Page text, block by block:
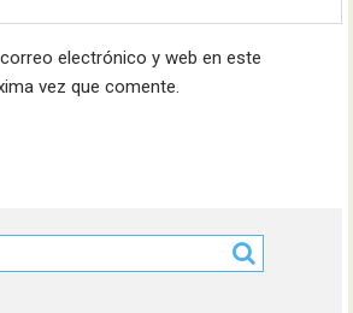
electrónico y web en este
vez que comente.